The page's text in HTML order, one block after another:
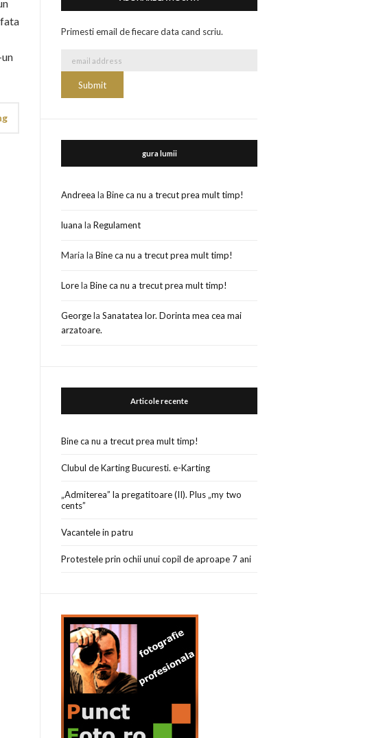
Primesti email de fiecare data cand scriu.
gura lumii
Andreea laBine ca nu a trecut prea mult timp!
luana laRegulament
Maria laBine ca nu a trecut prea mult timp!
LorelaBine ca nu a trecut prea mult timp!
GeorgelaSanatatea lor. Dorinta mea cea mai
arzatoare.
Articole recente
Bine ca nu a trecut prea mult timp!
Clubul de Karting Bucuresti. e-Karting
„Admiterea” la pregatitoare (II). Plus „my two
cents”
Vacantele in patru
Protestele prin ochii unui copil de aproape 7 ani